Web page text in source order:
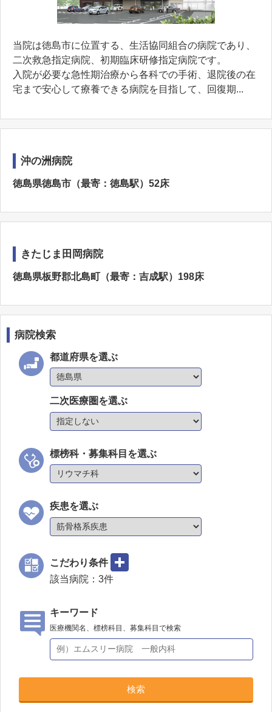
当院は徳島市に位置する、⽣活協同組合の病院であり、
二次救急指定病院、初期臨床研修指定病院です。
入院が必要な急性期治療から各科での手術、退院後の在
宅まで安心して療養できる病院を目指して、回復期...
沖の洲病院
徳島県徳島市（最寄：徳島駅）52床
きたじま田岡病院
徳島県板野郡北島町（最寄：吉成駅）198床
病院検索
都道府県を選ぶ
二次医療圏を選ぶ
標榜科・募集科目を選ぶ
疾患を選ぶ
こだわり条件
該当病院： 3件
キーワード
医療機関名、標榜科目、募集科目で検索
検索